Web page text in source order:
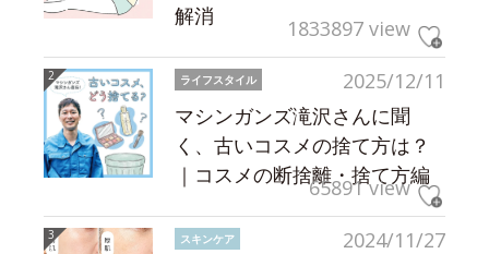
解消
1833897 view
2025/12/11
ライフスタイル
マシンガンズ滝沢さんに聞
く、古いコスメの捨て方は？
｜コスメの断捨離・捨て方編
65891 view
2024/11/27
スキンケア